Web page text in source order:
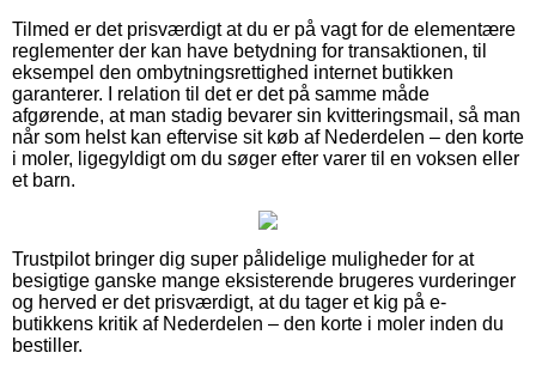
Tilmed er det prisværdigt at du er på vagt for de elementære
reglementer der kan have betydning for transaktionen, til
eksempel den ombytningsrettighed internet butikken
garanterer. I relation til det er det på samme måde
afgørende, at man stadig bevarer sin kvitteringsmail, så man
når som helst kan eftervise sit køb af Nederdelen – den korte
i moler, ligegyldigt om du søger efter varer til en voksen eller
et barn.
Trustpilot bringer dig super pålidelige muligheder for at
besigtige ganske mange eksisterende brugeres vurderinger
og herved er det prisværdigt, at du tager et kig på e-
butikkens kritik af Nederdelen – den korte i moler inden du
bestiller.